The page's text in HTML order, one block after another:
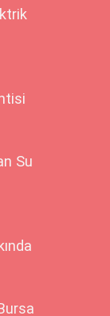
Su